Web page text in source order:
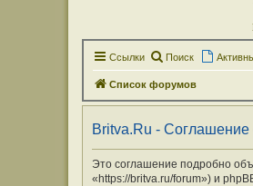
Ссылки Поиск
Список форумов
Britva.Ru -
Это соглашение подробно
«https://britva.ru/forum») и